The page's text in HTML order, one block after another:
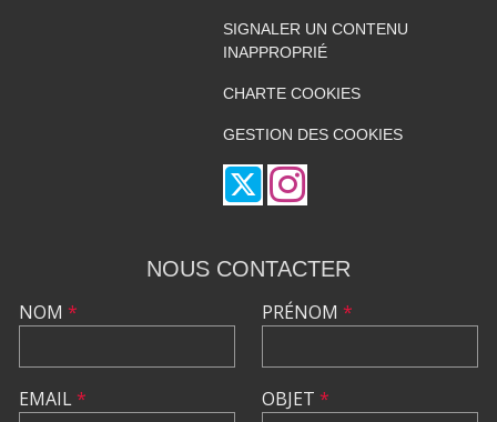
SIGNALER UN CONTENU
INAPPROPRIÉ
CHARTE COOKIES
GESTION DES COOKIES
NOUS CONTACTER
NOM *
EMAIL*
PRÉNOM *
OBJET *